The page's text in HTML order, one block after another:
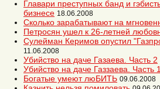
Главари преступных банд и
бизнесе 18.06.2008
Сколько зарабатывают на
Петросян ушел к 26-летней
Сулейман Керимов опустил
11.06.2008
Убийство на даче Газаева. Часть 2
Убийство на даче Газзаева. Часть
Богатые умеют люБИТЬ 09.06.2008